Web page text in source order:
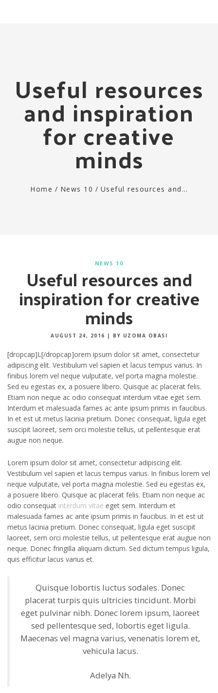
Useful resources
and inspiration
for creative
minds
Home / News 10 / Useful resources and…
NEWS 10
Useful resources and
inspiration for creative
minds
AUGUST 24, 2016 | BY UZOMA OBASI
[dropcap]L[/dropcap]orem ipsum dolor sit amet, consectetur
adipiscing elit. Vestibulum vel sapien et lacus tempus varius. In
finibus lorem vel neque vulputate, vel porta magna molestie.
Sed eu egestas ex, a posuere libero. Quisque ac placerat felis.
Etiam non neque ac odio consequat interdum vitae eget sem.
Interdum et malesuada fames ac ante ipsum primis in faucibus.
In et est ut metus lacinia pretium. Donec consequat, ligula eget
suscipit laoreet, sem orci molestie tellus, ut pellentesque erat
augue non neque.
Lorem ipsum dolor sit amet, consectetur adipiscing elit.
Vestibulum vel sapien et lacus tempus varius. In finibus lorem vel
neque vulputate, vel porta magna molestie. Sed eu egestas ex,
a posuere libero. Quisque ac placerat felis. Etiam non neque ac
odio consequat interdum vitae eget sem. Interdum et
malesuada fames ac ante ipsum primis in faucibus. In et est ut
metus lacinia pretium. Donec consequat, ligula eget suscipit
laoreet, sem orci molestie tellus, ut pellentesque erat augue non
neque. Donec fringilla aliquam dictum. Sed dictum tempus ligula,
quis efficitur lacus varius et.
Quisque lobortis luctus sodales. Donec
placerat turpis quis ultricies tincidunt. Morbi
eget pulvinar nibh. Donec lorem ipsum, laoreet
sed pellentesque sed, lobortis eget ligula.
Maecenas vel magna varius, venenatis lorem et,
vehicula lacus.
Adelya Nh.